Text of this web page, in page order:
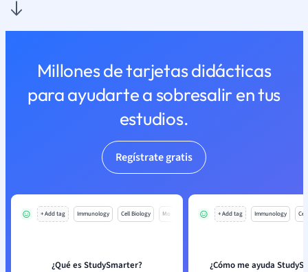
Millones de tarjetas didácticas
para ayudarte a sobresalir en tus
estudios.
Regístrate gratis
+ Add tag Immunology Cell Biology Mo
¿Qué es StudySmarter?
+ Add tag Immunology
¿Cómo me ayuda